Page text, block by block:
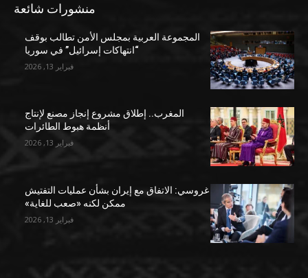
منشورات شائعة
المجموعة العربية بمجلس الأمن تطالب بوقف
“انتهاكات إسرائيل” في سوريا
فبراير 13, 2026
المغرب.. إطلاق مشروع إنجاز مصنع لإنتاج
أنظمة هبوط الطائرات
فبراير 13, 2026
غروسي: الاتفاق مع إيران بشأن عمليات التفتيش
ممكن لكنه «صعب للغاية»
فبراير 13, 2026